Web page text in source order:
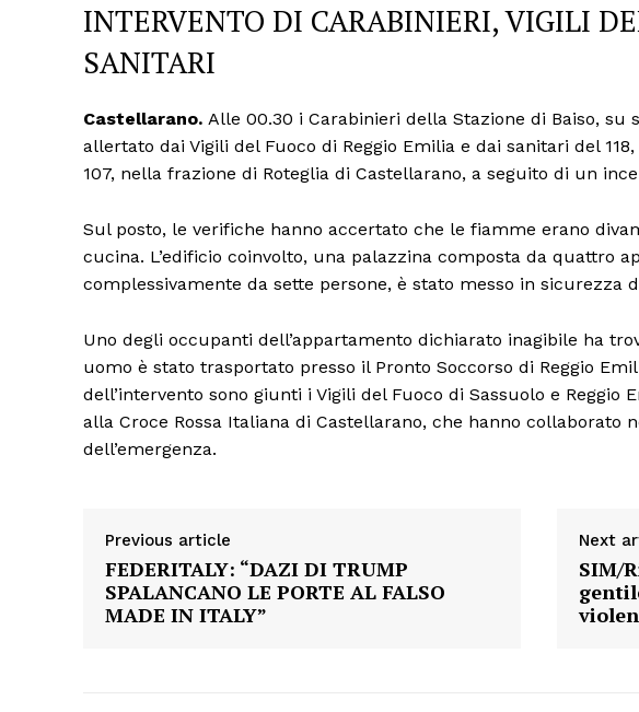
Condividi
INTERVENTO DI CARABINIERI, VIGILI
SANITARI
Castellarano. Alle 00.30 i Carabinieri della Stazione di Baiso, su
allertato dai Vigili del Fuoco di Reggio Emilia e dai sanitari del
107, nella frazione di Roteglia di Castellarano, a seguito di un
Sul posto, le verifiche hanno accertato che le fiamme erano
cucina. L’edificio coinvolto, una palazzina composta da quattro
complessivamente da sette persone, è stato messo in sicurezza
Uno degli occupanti dell’appartamento dichiarato inagibile ha
uomo è stato trasportato presso il Pronto Soccorso di Reggio
dell’intervento sono giunti i Vigili del Fuoco di Sassuolo e Reggio
alla Croce Rossa Italiana di Castellarano, che hanno collaborato
dell’emergenza.
Previous article
FEDERITALY: “DAZI DI TRUMP
SPALANCANO LE PORTE AL FALSO
MADE IN ITALY”
Next
SIM/